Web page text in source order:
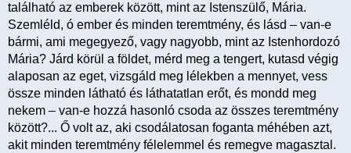
található az emberek között, mint az Istenszülő, Mária.
Szemléld, ó ember és minden teremtmény, és lásd – van-e
bármi, ami megegyező, vagy nagyobb, mint az Istenhordozó
Mária? Járd körül a földet, mérd meg a tengert, kutasd végig
alaposan az eget, vizsgáld meg lélekben a mennyet, vess
össze minden látható és láthatatlan erőt, és mondd meg
nekem – van-e hozzá hasonló csoda az összes teremtmény
között?... Ő volt az, aki csodálatosan foganta méhében azt,
akit minden teremtmény félelemmel és remegve magasztal.